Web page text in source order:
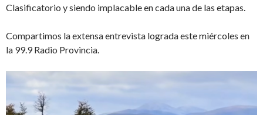
Clasificatorio y siendo implacable en cada una de las etapas.
Compartimos la extensa entrevista lograda este miércoles en
la 99.9 Radio Provincia.